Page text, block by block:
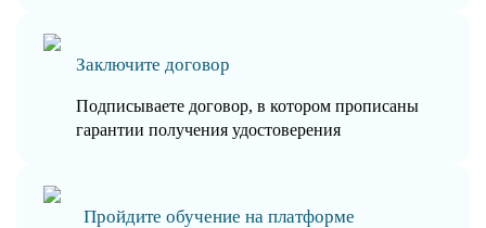
Заключите договор
Подписываете договор, в котором прописаны
гарантии получения удостоверения
Пройдите обучение на платформе